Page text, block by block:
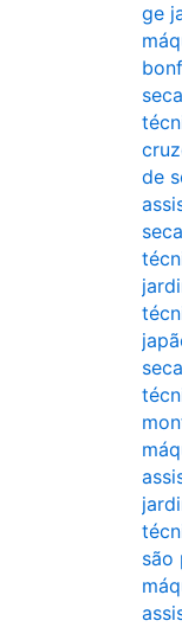
ge
de
são